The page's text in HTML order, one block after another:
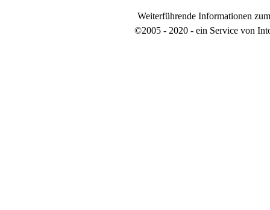
Weiterführende Informationen
©2005 - 2020 - ein Service von